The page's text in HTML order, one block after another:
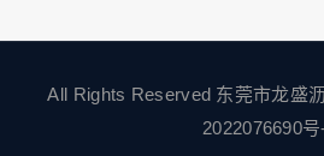
All Rights Reserved 东莞市龙盛
2022076690号